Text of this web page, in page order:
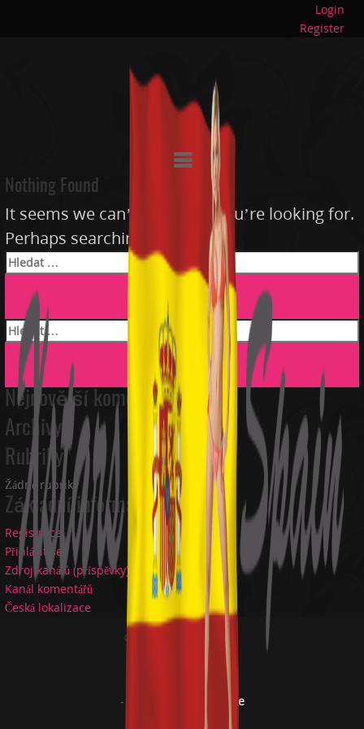
Login
Register
Nothing Found
It seems we can’t find what you’re looking for.
Perhaps searching can help.
Vyhledávání
Nejnovější komentáře
Archivy
Rubriky
Žádné rubriky
Základní informace
Registrace
Přihlásit se
Zdroj kanálů (příspěvky)
Kanál komentářů
Česká lokalizace
© XStars Spain 2016
Privacy policy
-
USC 2257 compliance
Copyright